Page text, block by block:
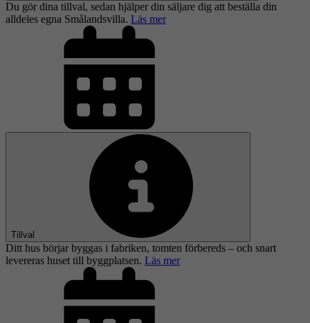
Du gör dina tillval, sedan hjälper din säljare dig att beställa din
alldeles egna Smålandsvilla. Läs mer
Tillval
Ditt hus börjar byggas i fabriken, tomten förbereds – och snart
levereras huset till byggplatsen. Läs mer